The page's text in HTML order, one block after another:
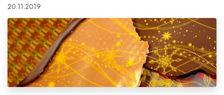
20.11.2019